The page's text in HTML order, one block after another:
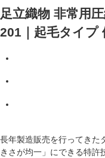
足立織物 非常用
201｜起毛タイプ
長年製造販売を行ってきた
きさが均一」にできる特許